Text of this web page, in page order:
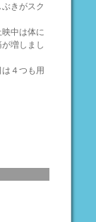
きがスク
中は体に
増しまし
４つも用